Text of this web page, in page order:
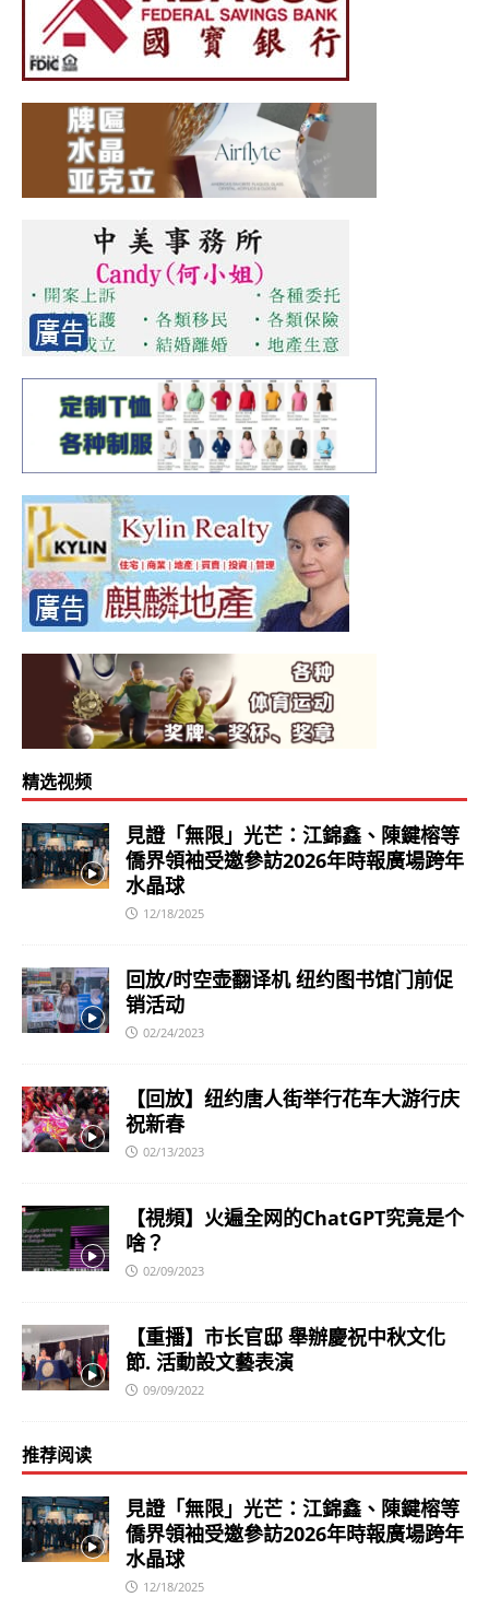
精选视频
見證「無限」光芒：江錦鑫、陳鍵榕等
僑界領袖受邀參訪2026年時報廣場跨年
水晶球
12/18/2025
回放/时空壶翻译机 纽约图书馆门前促
销活动
02/24/2023
【回放】纽约唐人街举行花车大游行庆
祝新春
02/13/2023
【視頻】火遍全网的ChatGPT究竟是个
啥？
02/09/2023
【重播】市长官邸 舉辦慶祝中秋文化
節. 活動設文藝表演
09/09/2022
推荐阅读
見證「無限」光芒：江錦鑫、陳鍵榕等
僑界領袖受邀參訪2026年時報廣場跨年
水晶球
12/18/2025